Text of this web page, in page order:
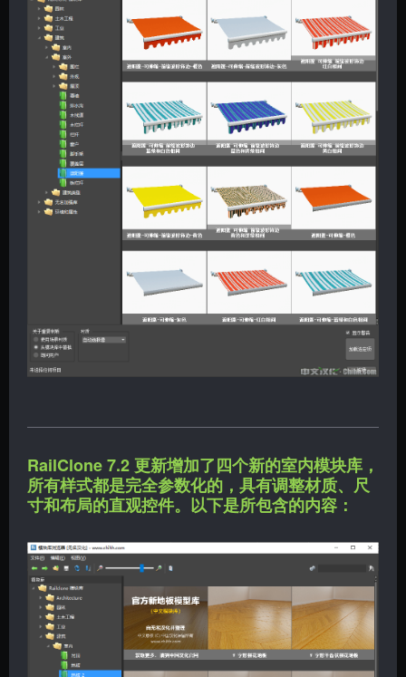
RailClone 7.2 更新增加了四个新的室内模块库，
所有样式都是完全参数化的，具有调整材质、尺
寸和布局的直观控件。以下是所包含的内容：